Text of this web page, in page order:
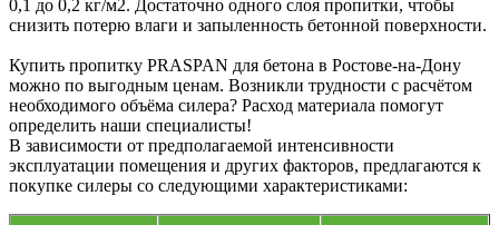
0,1 до 0,2 кг/м2. Достаточно одного слоя пропитки, чтобы
снизить потерю влаги и запыленность бетонной поверхности.
Купить пропитку PRASPAN для бетона в Ростове-на-Дону
можно по выгодным ценам. Возникли трудности с расчётом
необходимого объёма силера? Расход материала помогут
определить наши специалисты!
В зависимости от предполагаемой интенсивности
эксплуатации помещения и других факторов, предлагаются к
покупке силеры со следующими характеристиками: